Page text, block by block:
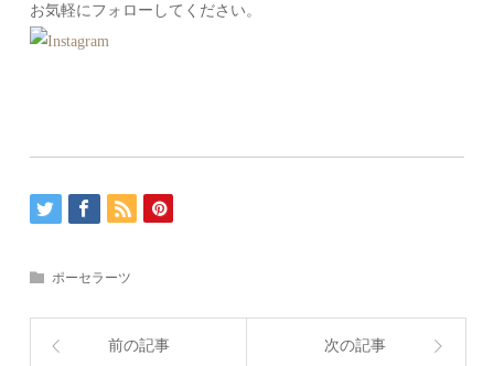
お気軽にフォローしてください。
ポーセラーツ
前の記事 次の記事